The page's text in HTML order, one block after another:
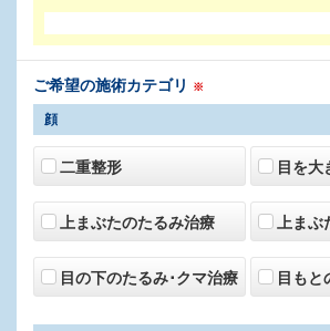
ご希望の施術カテゴリ ※
顔
二重整形 目を大
上まぶたのたるみ治療 上ま
目の下のたるみ･クマ治療 目もと